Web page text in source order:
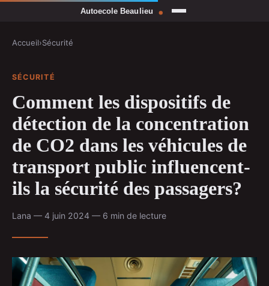
Accueil›Sécurité
SÉCURITÉ
Comment les dispositifs de
détection de la concentration
de CO2 dans les véhicules de
transport public influencent-
ils la sécurité des passagers?
Lana — 4 juin 2024 — 6 min de lecture